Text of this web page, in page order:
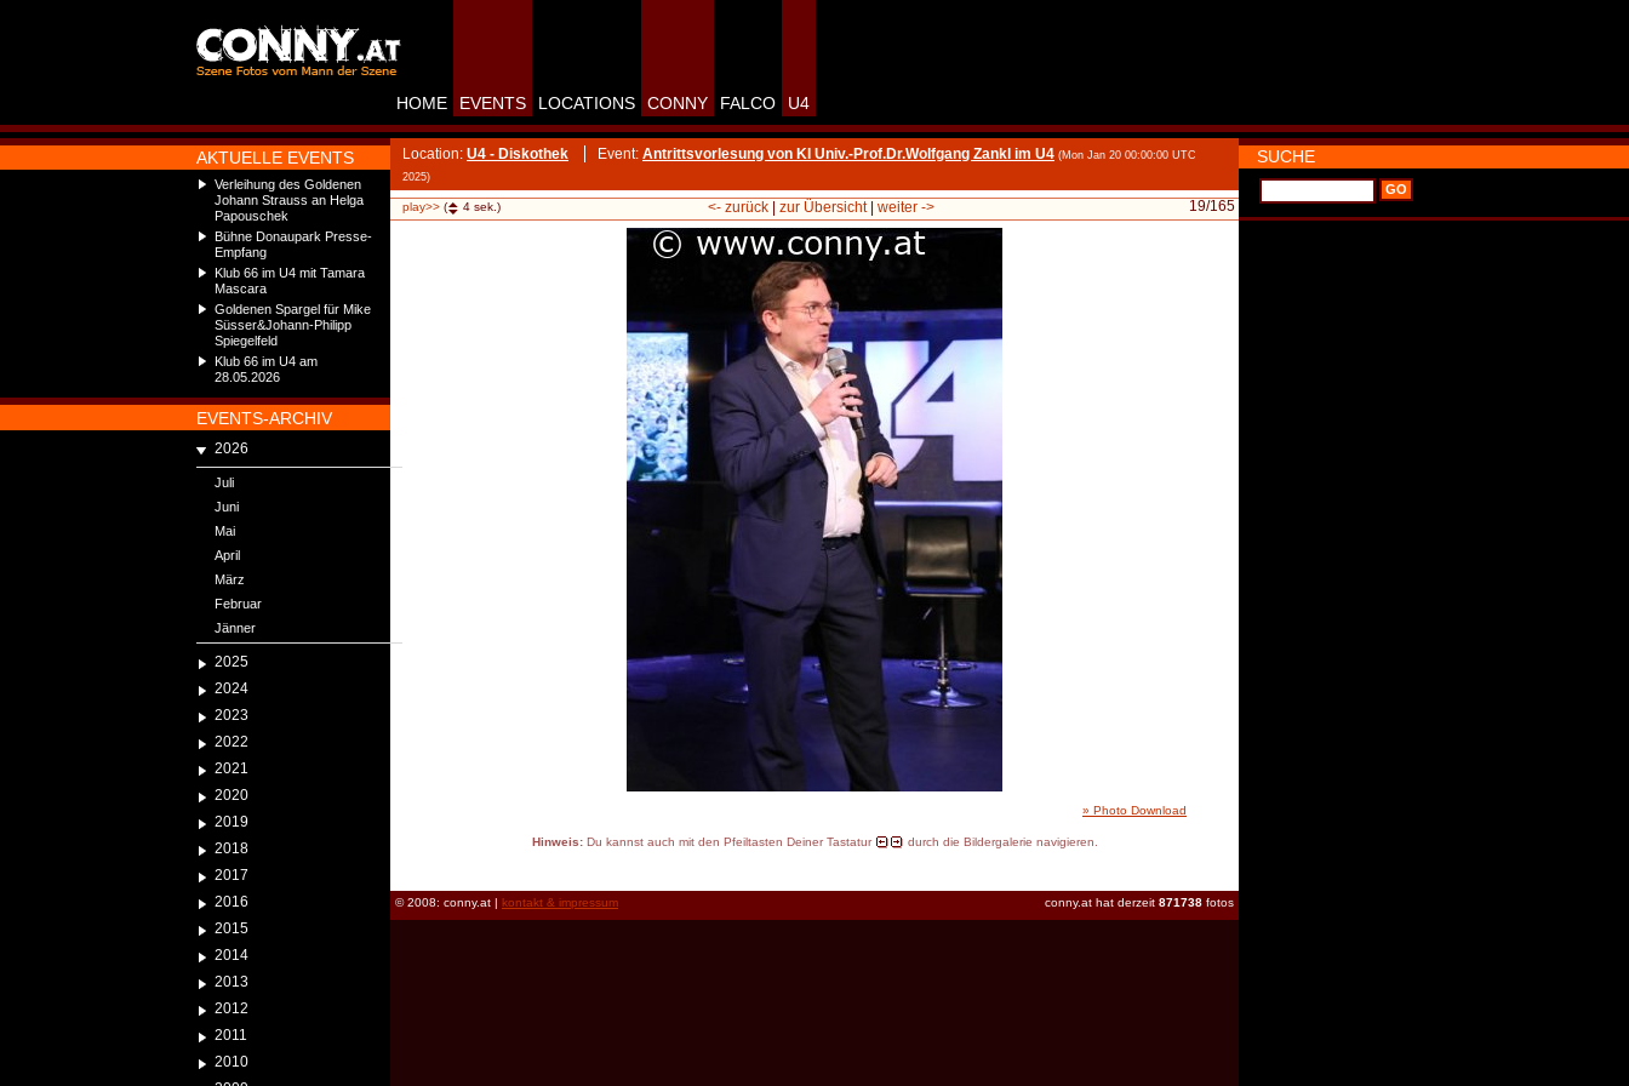
AKTUELLE EVENTS
Verleihung des Goldenen
Johann Strauss an Helga
Papouschek
Bühne Donaupark Presse-
Empfang
Klub 66 im U4 mit Tamara
Mascara
Goldenen Spargel für Mike
Süsser&Johann-Philipp
Spiegelfeld
Klub 66 im U4 am
28.05.2026
EVENTS-ARCHIV
2026
Juli
Juni
Mai
April
März
Februar
Jänner
2025
2024
2023
2022
2021
2020
2019
2018
2017
2016
2015
2014
2013
2012
2011
2010
HOME EVENTS LOCATIONS CONNY FALCO U4
Location: U4 - Diskothek Event: Antrittsvorlesung von KI Univ.-Prof.Dr.Wolfgang Zankl im U4 (Mon Jan 20 00:00:00 UTC
2025)
play>> ( 4 sek.) 19/165
<- zurück| zur Übersicht| weiter ->
» Photo Download
Hinweis:Du kannst auch mit den Pfeiltasten Deiner Tastatur durch die Bildergalerie navigieren.
conny.at hat derzeit 871738 fotos
© 2008: conny.at | kontakt & impressum
SUCHE